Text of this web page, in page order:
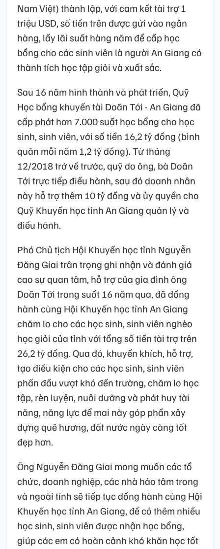
Nam Việt) thành lập, với cam kết tài trợ 1
triệu USD, số tiền trên được gửi vào ngân
hàng, lấy lãi suất hàng năm để cấp học
bổng cho các sinh viên là người An Giang có
thành tích học tập giỏi và xuất sắc.
Sau 16 năm hình thành và phát triển, Quỹ
Học bổng khuyến tài Doãn Tới - An Giang đã
cấp phát hơn 7.000 suất học bổng cho học
sinh, sinh viên, với số tiền 16,2 tỷ đồng (bình
quân mỗi năm 1,2 tỷ đồng). Từ tháng
12/2018 trở về trước, quỹ do ông, bà Doãn
Tới trực tiếp điều hành, sau đó doanh nhân
này hỗ trợ thêm 10 tỷ đồng và ủy quyền cho
Quỹ Khuyến học tỉnh An Giang quản lý và
điều hành.
Phó Chủ tịch Hội Khuyến học tỉnh Nguyễn
Đăng Giai trân trọng ghi nhận và đánh giá
cao sự quan tâm, hỗ trợ của gia đình ông
Doãn Tới trong suốt 16 năm qua, đã đồng
hành cùng Hội Khuyến học tỉnh An Giang
chăm lo cho các học sinh, sinh viên nghèo
học giỏi của tỉnh với tổng số tiền tài trợ trên
26,2 tỷ đồng. Qua đó, khuyến khích, hỗ trợ,
tạo điều kiện cho các học sinh, sinh viên
phấn đấu vượt khó đến trường, chăm lo học
tập, rèn luyện, nuôi dưỡng và phát huy tài
năng, năng lực để mai này góp phần xây
dựng quê hương, đất nước ngày càng tốt
đẹp hơn.
Ông Nguyễn Đăng Giai mong muốn các tổ
chức, doanh nghiệp, các nhà hảo tâm trong
và ngoài tỉnh sẽ tiếp tục đồng hành cùng Hội
Khuyến học tỉnh An Giang, để có thêm nhiều
học sinh, sinh viên được nhận học bổng,
giúp các em có hoàn cảnh khó khăn học tốt